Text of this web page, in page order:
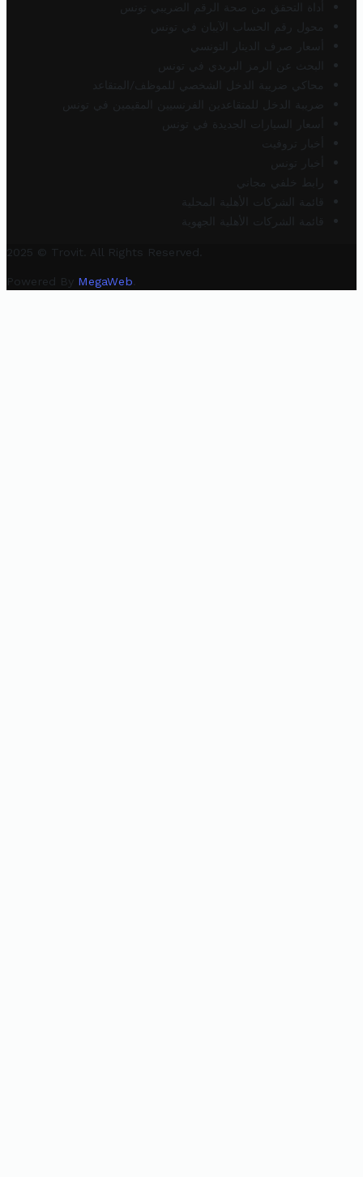
أداة التحقق من صحة الرقم الضريبي تونس
محول رقم الحساب الآيبان في تونس
أسعار صرف الدينار التونسي
البحث عن الرمز البريدي في تونس
محاكي ضريبة الدخل الشخصي للموظف/المتقاعد
ضريبة الدخل للمتقاعدين الفرنسيين المقيمين في تونس
أسعار السيارات الجديدة في تونس
أخبار تروفيت
أخبار تونس
رابط خلفي مجاني
قائمة الشركات الأهلية المحلية
قائمة الشركات الأهلية الجهوية
2025 © Trovit. All Rights Reserved.
Powered By MegaWeb